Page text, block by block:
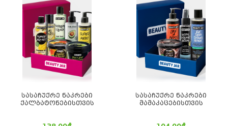
სასაჩუქრე ნაკრები
ქალბატონებისთვის
სასაჩუქრე ნაკრები
მამაკაცებისთვის